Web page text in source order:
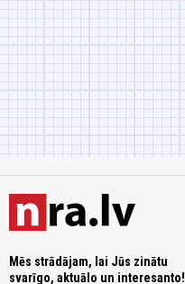
Mēs strādājam, lai Jūs zinātu
svarīgo, aktuālo un interesanto!